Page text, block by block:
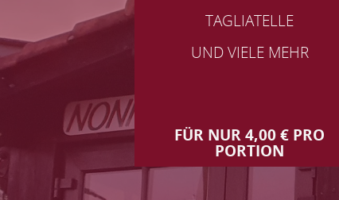
TAGLIATELLE
UND VIELE MEHR
FÜR NUR 4,00 € PRO
PORTION